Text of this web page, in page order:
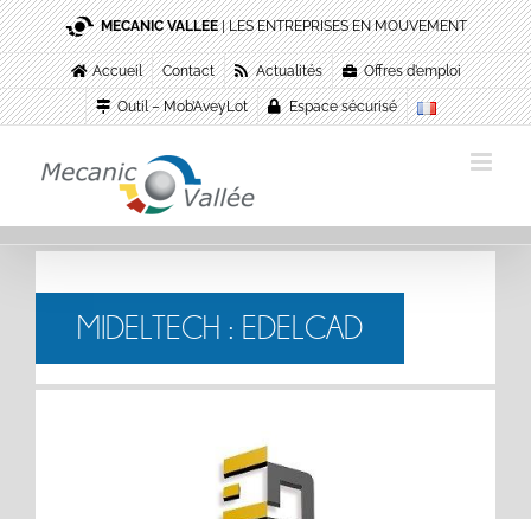
Passer
au
contenu
MECANIC VALLEE| LES ENTREPRISES EN MOUVEMENT
Accueil Contact Actualités Offres d’emploi
Outil – Mob’AveyLot Espace sécurisé
MIDELTECH : EDELCAD